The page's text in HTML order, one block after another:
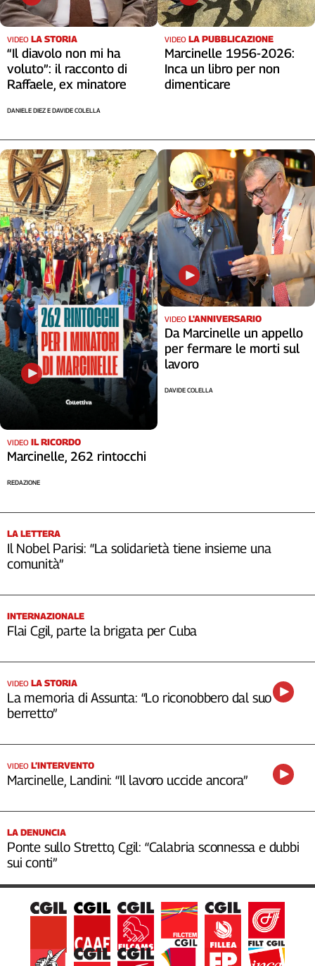
Contatti
redazione
Newsletter
Social
VIDEO LA STORIA
“Il diavolo non mi ha
voluto”: il racconto di
Raffaele, ex minatore
DANIELE DIEZ E DAVIDE COLELLA
VIDEO LA PUBBLICAZIONE
Marcinelle 1956-2026:
Inca un libro per non
dimenticare
VIDEO IL RICORDO
Marcinelle, 262 rintocchi
REDAZIONE
VIDEO L'ANNIVERSARIO
Da Marcinelle un appello
per fermare le morti sul
lavoro
DAVIDE COLELLA
LA LETTERA
Il Nobel Parisi: “La solidarietà tiene insieme una
comunità”
INTERNAZIONALE
Flai Cgil, parte la brigata per Cuba
VIDEO LA STORIA
La memoria di Assunta: “Lo riconobbero dal suo
berretto”
VIDEO L’INTERVENTO
Marcinelle, Landini: “Il lavoro uccide ancora”
LA DENUNCIA
Ponte sullo Stretto, Cgil: “Calabria sconnessa e dubbi
sui conti”